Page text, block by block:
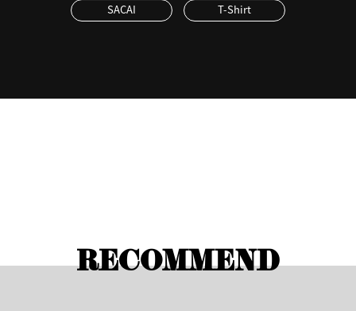
SACAI T-Shirt
RECOMMEND